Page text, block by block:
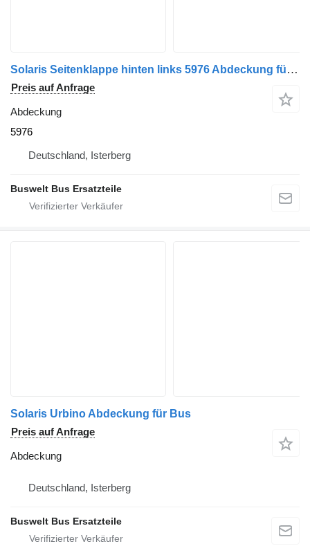
Solaris Seitenklappe hinten links 5976 Abdeckung für Solaris Urbino Bus
Preis auf Anfrage
Abdeckung
5976
Deutschland, Isterberg
Buswelt Bus Ersatzteile
Solaris Urbino Abdeckung für Bus
Preis auf Anfrage
Abdeckung
Deutschland, Isterberg
Buswelt Bus Ersatzteile